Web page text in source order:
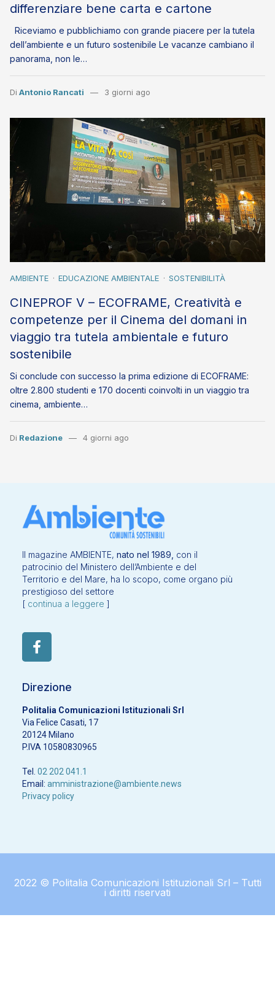
differenziare bene carta e cartone
Riceviamo e pubblichiamo con grande piacere per la tutela
dell’ambiente e un futuro sostenibile Le vacanze cambiano il
panorama, non le…
Di Antonio Rancati 3 giorni ago
AMBIENTE EDUCAZIONE AMBIENTALE SOSTENIBILITÀ
CINEPROF V – ECOFRAME, Creatività e
competenze per il Cinema del domani in
viaggio tra tutela ambientale e futuro
sostenibile
Si conclude con successo la prima edizione di ECOFRAME:
oltre 2.800 studenti e 170 docenti coinvolti in un viaggio tra
cinema, ambiente…
Di Redazione 4 giorni ago
Il magazine AMBIENTE, nato nel 1989, con il
patrocinio del Ministero dell’Ambiente e del
Territorio e del Mare, ha lo scopo, come organo più
prestigioso del settore
[ continua a leggere ]
Direzione
Politalia Comunicazioni Istituzionali Srl
Via Felice Casati, 17
20124 Milano
P.IVA 10580830965
Tel. 02 202 041.1
Email: amministrazione@ambiente.news
Privacy policy
2022 © Politalia Comunicazioni Istituzionali Srl – Tutti
i diritti riservati